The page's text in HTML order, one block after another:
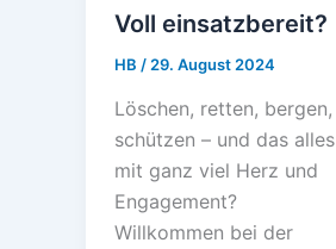
Voll einsatzbereit?
HB / 29. August 2024
Löschen, retten, bergen,
schützen – und das alles
mit ganz viel Herz und
Engagement?
Willkommen bei der